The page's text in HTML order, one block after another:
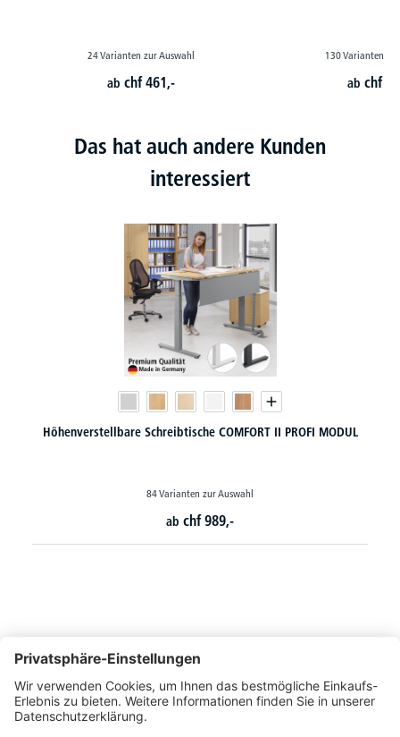
24 Varianten zur Auswahl
abchf 461,-
130 Varianten
abchf
Das hat auch andere Kunden
interessiert
Rollcontainer PROFI MODUL - mit gedämpften Selbsteinzug
24 Varianten zur Auswahl
ab chf 461,-
Montags bis Freitags von 08:30 - 17:00 Uhr
+41 44 240 / 11 55
+41 44 240 / 11 57